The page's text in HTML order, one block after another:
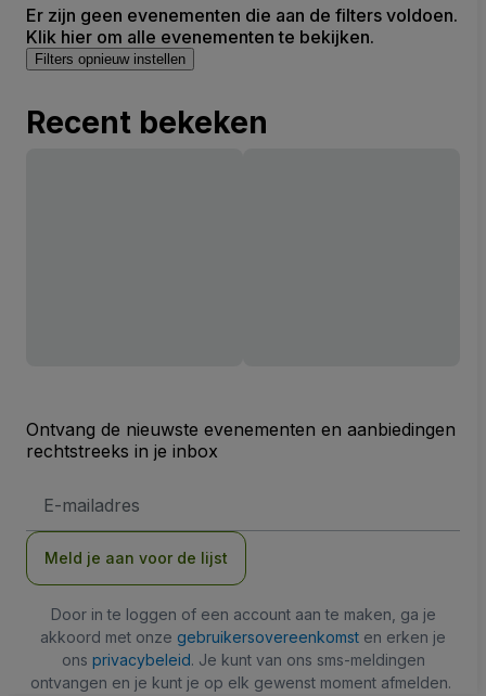
Er zijn geen evenementen die aan de filters voldoen.
Klik hier om alle evenementen te bekijken.
Filters opnieuw instellen
Recent bekeken
Ontvang de nieuwste evenementen en aanbiedingen
rechtstreeks in je inbox
mailadres
Meld je aan voor de lijst
Door in te loggen of een account aan te maken, ga je
akkoord met onze gebruikersovereenkomst en erken je
ons privacybeleid. Je kunt van ons sms-meldingen
ontvangen en je kunt je op elk gewenst moment afmelden.